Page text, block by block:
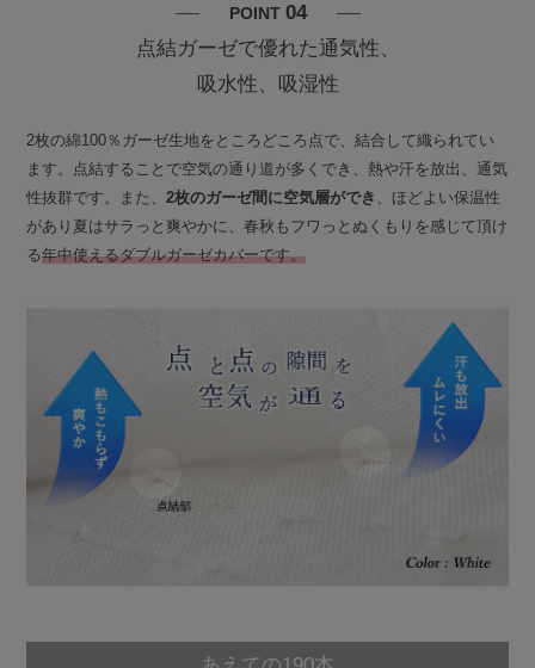
POINT 04
点結ガーゼで優れた通気性、
吸水性、吸湿性
2枚の綿100％ガーゼ生地をところどころ点で、結合して織られてい
ます。点結することで空気の通り道が多くでき、熱や汗を放出、通気
性抜群です。また、2枚のガーゼ間に空気層ができ 、ほどよい保温性
があり夏はサラっと爽やかに、春秋もフワっとぬくもりを感じて頂け
る年中使えるダブルガーゼカバーです。